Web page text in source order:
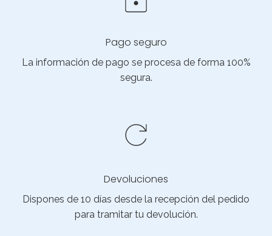
Pago seguro
La información de pago se procesa de forma 100%
segura.
Devoluciones
Dispones de 10 días desde la recepción del pedido
para tramitar tu devolución.